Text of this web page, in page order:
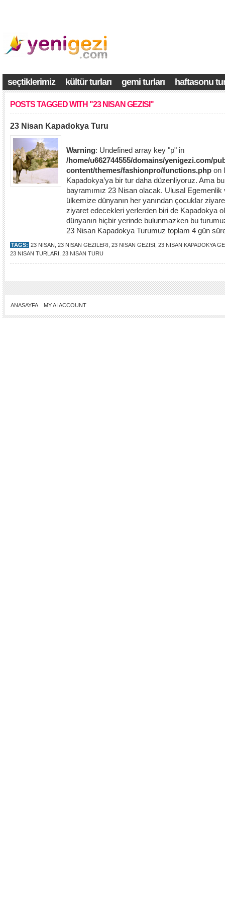
seçtiklerimiz kültür turları gemi turları haftasonu
POSTS TAGGED WITH "23 NISAN GEZISI"
23 Nisan Kapadokya Turu
Warning: Undefined array key "p" in
/home/u662744555/domains/yenigezi.com/
content/themes/fashionpro/functions.php on
Kapadokya’ya bir tur daha düzenliyoruz. Ama
bayramımız 23 Nisan olacak. Ulusal Egemenlik
ülkemize dünyanın her yanından çocuklar
ziyaret edecekleri yerlerden biri de Kapadokya
dünyanın hiçbir yerinde bulunmazken bu
23 Nisan Kapadokya Turumuz toplam 4 gün
TAGS: 23 NISAN 23 NISAN GEZILERI 23 NISAN GEZISI 23 NISAN KAPADOKYA
23 NISAN TURLARI 23 NISAN TURU
ANASAYFA MY AI ACCOUNT